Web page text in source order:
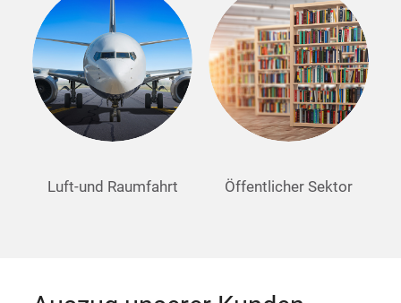
Luft-und Raumfahrt Öffentlicher Sektor